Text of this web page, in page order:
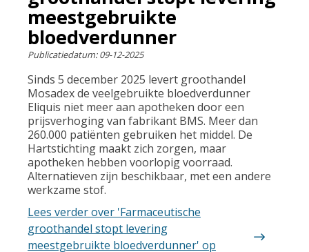
meestgebruikte
bloedverdunner
Publicatiedatum:09-12-2025
Sinds 5 december 2025 levert groothandel
Mosadex de veelgebruikte bloedverdunner
Eliquis niet meer aan apotheken door een
prijsverhoging van fabrikant BMS. Meer dan
260.000 patiënten gebruiken het middel. De
Hartstichting maakt zich zorgen, maar
apotheken hebben voorlopig voorraad.
Alternatieven zijn beschikbaar, met een andere
werkzame stof.
Lees verderover 'Farmaceutische
groothandel stopt levering
meestgebruikte bloedverdunner' op